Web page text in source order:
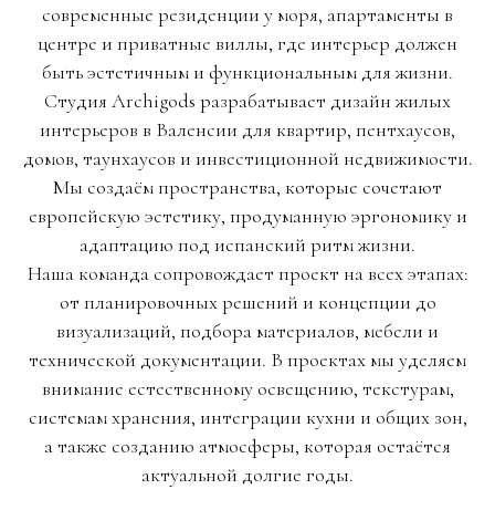
современные резиденции у моря, апартаменты в
центре и приватные виллы, где интерьер должен
быть эстетичным и функциональным для жизни.
Студия Archigods разрабатывает дизайн жилых
интерьеров в Валенсии для квартир, пентхаусов,
домов, таунхаусов и инвестиционной недвижимости.
Мы создаём пространства, которые сочетают
европейскую эстетику, продуманную эргономику и
адаптацию под испанский ритм жизни.
Наша команда сопровождает проект на всех этапах:
от планировочных решений и концепции до
визуализаций, подбора материалов, мебели и
технической документации. В проектах мы уделяем
внимание естественному освещению, текстурам,
системам хранения, интеграции кухни и общих зон,
а также созданию атмосферы, которая остаётся
актуальной долгие годы.